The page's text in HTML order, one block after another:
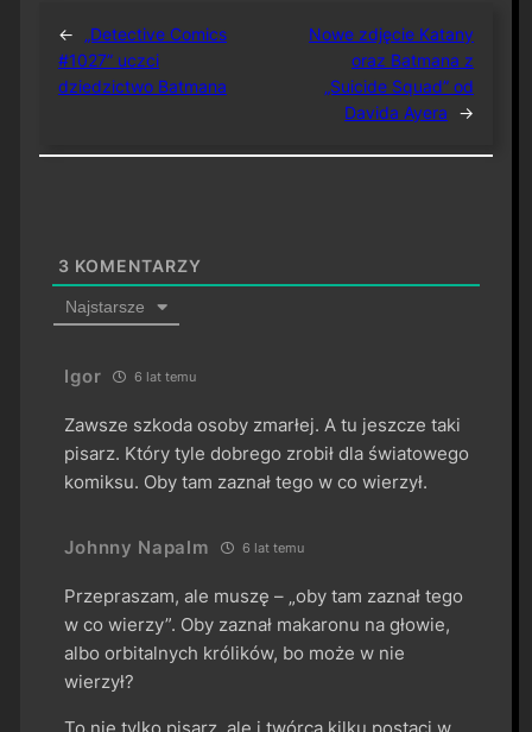
←
„Detective Comics
#1027” uczci
dziedzictwo Batmana
Nowe zdjęcie Katany
oraz Batmana z
„Suicide Squad” od
Davida Ayera
→
3 KOMENTARZY
Najstarsze
Igor 6 lat temu
Zawsze szkoda osoby zmarłej. A tu jeszcze taki
pisarz. Który tyle dobrego zrobił dla światowego
komiksu. Oby tam zaznał tego w co wierzył.
Johnny Napalm 6 lat temu
Przepraszam, ale muszę – „oby tam zaznał tego
w co wierzy”. Oby zaznał makaronu na głowie,
albo orbitalnych królików, bo może w nie
wierzył?